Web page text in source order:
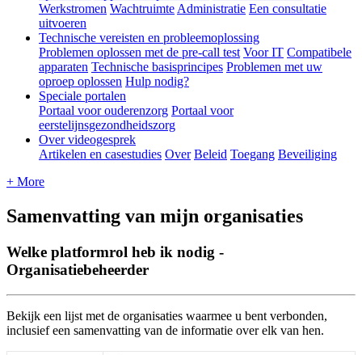
Werkstromen Wachtruimte Administratie Een consultatie
uitvoeren
Technische vereisten en probleemoplossing
Problemen oplossen met de pre-call test Voor IT Compatibele
apparaten Technische basisprincipes Problemen met uw
oproep oplossen Hulp nodig?
Speciale portalen
Portaal voor ouderenzorg Portaal voor
eerstelijnsgezondheidszorg
Over videogesprek
Artikelen en casestudies Over Beleid Toegang Beveiliging
+ More
Samenvatting van mijn organisaties
Welke platformrol heb ik nodig -
Organisatiebeheerder
Bekijk een lijst met de organisaties waarmee u bent verbonden,
inclusief een samenvatting van de informatie over elk van hen.